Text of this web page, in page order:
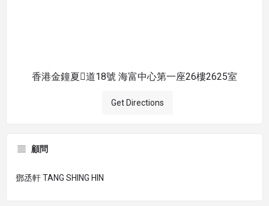
香港金鐘夏道18號 海富中心第一座26樓2625室
Get Directions
顧問
鄧丞軒 TANG SHING HIN